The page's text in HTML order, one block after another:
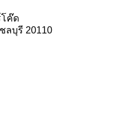
โค๊ด
ลบุรี 20110